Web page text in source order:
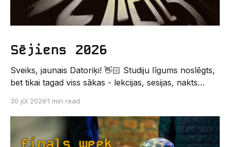
Sējiens 2026
Sveiks, jaunais Datoriķi! 👋🏻 Studiju līgums noslēgts,
bet tikai tagad viss sākas - lekcijas, sesijas, nakts
Un kas gan būtu labāks veids, kā iepazīt savu jauno
dzīvi LU EZTF datoriķu vidē, par došanos uz
leģendāro “Sējienu”? 🐱 Šī pirmsaristoteļa nometne
palīdzēs tev iegūt pirmos draugus, ieskatu studenta
30 jūl 20261 min read